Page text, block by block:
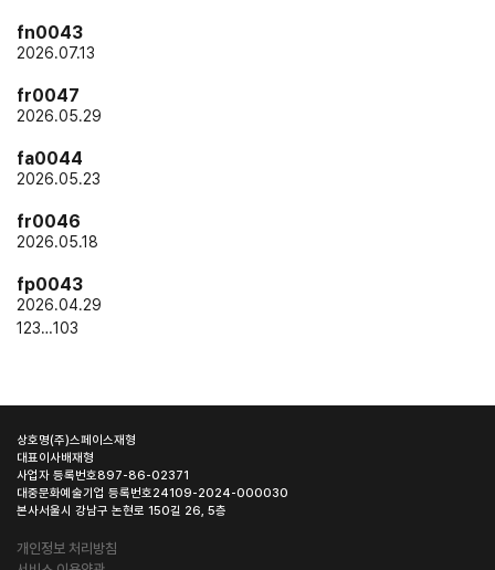
fn0043
2026.07.13
fr0047
2026.05.29
fa0044
2026.05.23
fr0046
2026.05.18
fp0043
2026.04.29
1 23…103
상호명(주)스페이스재형
대표이사배재형
사업자 등록번호897-86-02371
대중문화예술기업 등록번호24109-2024-000030
본사서울시 강남구 논현로 150길 26, 5층
개인정보 처리방침